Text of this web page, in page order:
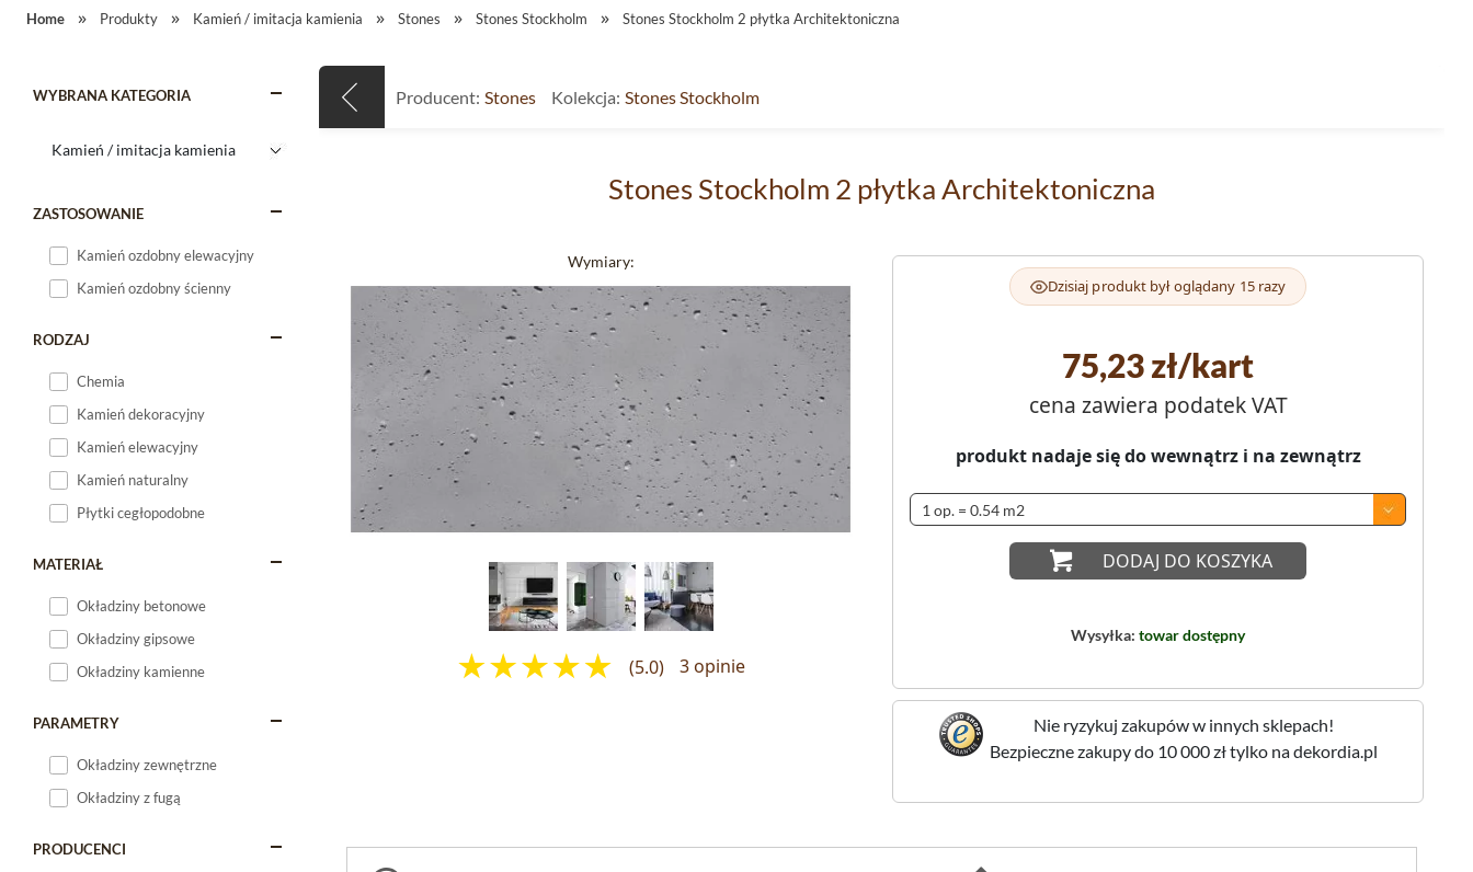
Home Produkty Kamień / imitacja kamienia Stones Stones Stockholm Stones Stockholm 2 płytka Architektoniczna
WYBRANA KATEGORIA
ZASTOSOWANIE
Kamień ozdobny elewacyjny
Kamień ozdobny ścienny
RODZAJ
Chemia
Kamień dekoracyjny
Kamień elewacyjny
Kamień naturalny
Płytki cegłopodobne
MATERIAŁ
Okładziny betonowe
Okładziny gipsowe
Okładziny kamienne
PARAMETRY
Okładziny zewnętrzne
Okładziny z fugą
PRODUCENCI
Producent: Stones Kolekcja: Stones Stockholm
Stones Stockholm 2 płytka Architektoniczna
Wymiary:
(5.0) 3 opinie
Dzisiaj produkt był oglądany 15 razy
75,23zł/kart
cena zawiera podatek VAT
produkt nadaje się do wewnątrz i na zewnątrz
DODAJ DO KOSZYKA
Wysyłka: towar dostępny
Nie ryzykuj zakupów w innych sklepach!
Bezpieczne zakupy do 10 000 zł tylko na dekordia.pl